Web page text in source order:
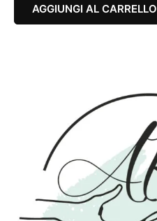
AGGIUNGI AL CARRELLO